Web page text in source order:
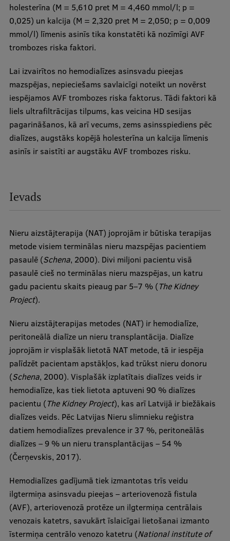
Latvian Language Courses
Pre-Courses
Professional Development
Centre for Educational Growth
Qualification Conformance Testing
Research
Research Data Management
RSU Research Portal
Research Impact
Scientific Priorities
Doctoral School
International Cooperation
Research Services
Research Projects
Research Breakfast
Completed projects
Vertically Integrated Projects
Scientific Conferences
Innovation Centre
International Cooperation
holesterīna (M = 5,610 pret M = 4,460 mmol/l; p =
0,025) un kalcija (M = 2,320 pret M = 2,050; p = 0,009
mmol/l) līmenis asinīs tika konstatēti kā nozīmīgi AVF
trombozes riska faktori.
Lai izvairītos no hemodialīzes asinsvadu pieejas
mazspējas, nepieciešams savlaicīgi noteikt un novērst
iespējamos AVF trombozes riska faktorus. Tādi faktori kā
liels ultrafiltrācijas tilpums, kas veicina HD sesijas
pagarināšanos, kā arī vecums, zems asinsspiediens pēc
dialīzes, augstāks kopējā holesterīna un kalcija līmenis
asinīs ir saistīti ar augstāku AVF trombozes risku.
Ievads
Nieru aizstājterapija (NAT) joprojām ir būtiska terapijas
metode visiem terminālas nieru mazspējas pacientiem
pasaulē (Schena, 2000). Divi miljoni pacientu visā
pasaulē cieš no terminālas nieru mazspējas, un katru
gadu pacientu skaits pieaug par 5–7 % (The Kidney
Project).
Nieru aizstājterapijas metodes (NAT) ir hemodialīze,
peritoneālā dialīze un nieru transplantācija. Dialīze
joprojām ir visplašāk lietotā NAT metode, tā ir iespēja
palīdzēt pacientam apstākļos, kad trūkst nieru donoru
(Schena, 2000). Visplašāk izplatītais dialīzes veids ir
hemodialīze, kas tiek lietota aptuveni 90 % dialīzes
pacientu (The Kidney Project), kas arī Latvijā ir biežākais
dialīzes veids. Pēc Latvijas Nieru slimnieku reģistra
datiem hemodialīzes prevalence ir 37 %, peritoneālās
dialīzes – 9 % un nieru transplantācijas – 54 %
(Čerņevskis, 2017).
Hemodialīzes gadījumā tiek izmantotas trīs veidu
ilgtermiņa asinsvadu pieejas – arteriovenozā fistula
(AVF), arteriovenozā protēze un ilgtermiņa centrālais
venozais katetrs, savukārt īslaicīgai lietošanai izmanto
īstermiņa centrālo venozo katetru (National institute of